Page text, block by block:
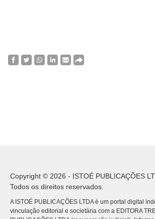
Copyright © 2026 - ISTOÉ PUBLICAÇÕES
Todos os direitos reservados.
A ISTOÉ PUBLICAÇÕES LTDA é um portal digital
vinculação editorial e societária com a EDITORA